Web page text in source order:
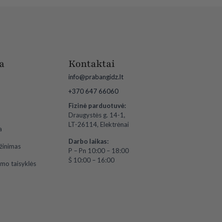
taisyklės
Kontaktai
info@prabangidz.lt
+370 647 66060
Fizinė parduotuvė:
Draugystės g. 14-1,
LT-26114, Elektrėnai
Darbo laikas:
P – Pn 10:00 – 18:00
Š 10:00 – 16:00